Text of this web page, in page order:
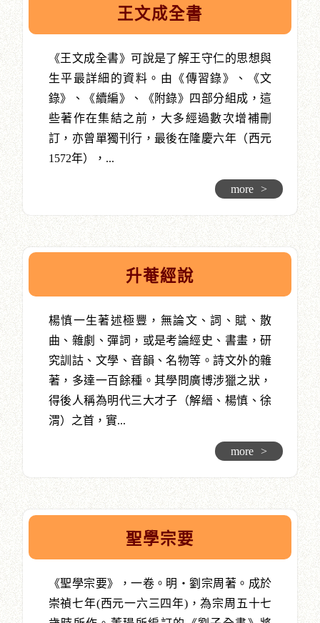
王文成全書
《王文成全書》可說是了解王守仁的思想與
生平最詳細的資料。由《傳習錄》、《文
錄》、《續編》、《附錄》四部分組成，這
些著作在集結之前，大多經過數次增補刪
訂，亦曾單獨刊行，最後在隆慶六年（西元
1572年），...
more >
升菴經說
楊慎一生著述極豐，無論文、詞、賦、散
曲、雜劇、彈詞，或是考論經史、書畫，研
究訓詁、文學、音韻、名物等。詩文外的雜
著，多達一百餘種。其學問廣博涉獵之狀，
得後人稱為明代三大才子（解縉、楊慎、徐
渭）之首，實...
more >
聖學宗要
《聖學宗要》，一卷。明‧劉宗周著。成於
崇禎七年(西元一六三四年)，為宗周五十七